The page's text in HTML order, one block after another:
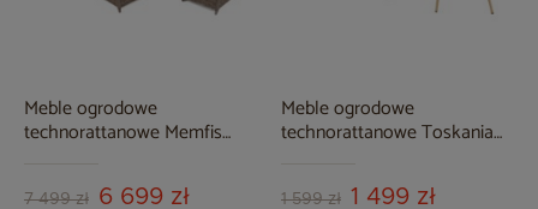
Meble ogrodowe
technorattanowe Memfis
7 499 zł 6 699 zł
Meble ogrodowe
technorattanowe Toskania
1 599 zł 1 499 zł